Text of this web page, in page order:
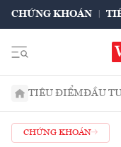
CHỨNG KHOÁN
TIÊU ĐIỂMĐẦU
CHỨNG KHOÁN